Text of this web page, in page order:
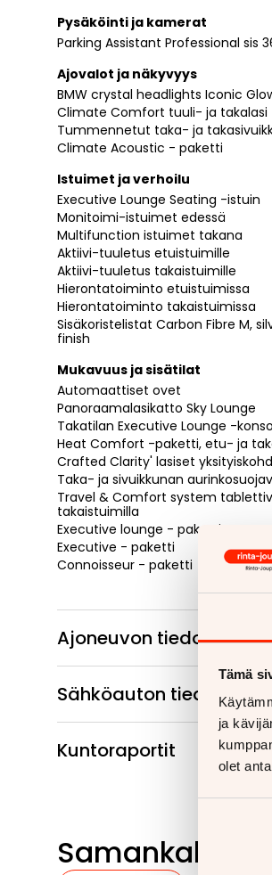
Tämä
ja
olet
Pysäköinti ja kamerat
Parking Assistant Professional sis
Ajovalot ja näkyvyys
BMW crystal headlights Iconic
Climate Comfort tuuli- ja takalasi
Tummennetut taka- ja
Climate Acoustic - paketti
Istuimet ja verhoilu
Executive Lounge Seating -istuin
Monitoimi-istuimet edessä
Multifunction istuimet takana
Aktiivi-tuuletus etuistuimille
Aktiivi-tuuletus takaistuimille
Hierontatoiminto etuistuimissa
Hierontatoiminto takaistuimissa
Sisäkoristelistat Carbon Fibre M,
finish
Mukavuus ja sisätilat
Automaattiset ovet
Panoraamalasikatto Sky Lounge
Takatilan Executive Lounge -
Heat Comfort -paketti, etu- ja
Crafted Clarity' lasiset
Taka- ja sivuikkunan
Travel & Comfort system
takaistuimilla
Executive lounge - paketti
Executive - paketti
Connoisseur - paketti
Ajoneuvon tiedot
Sähköauton tiedot
Kuntoraportit